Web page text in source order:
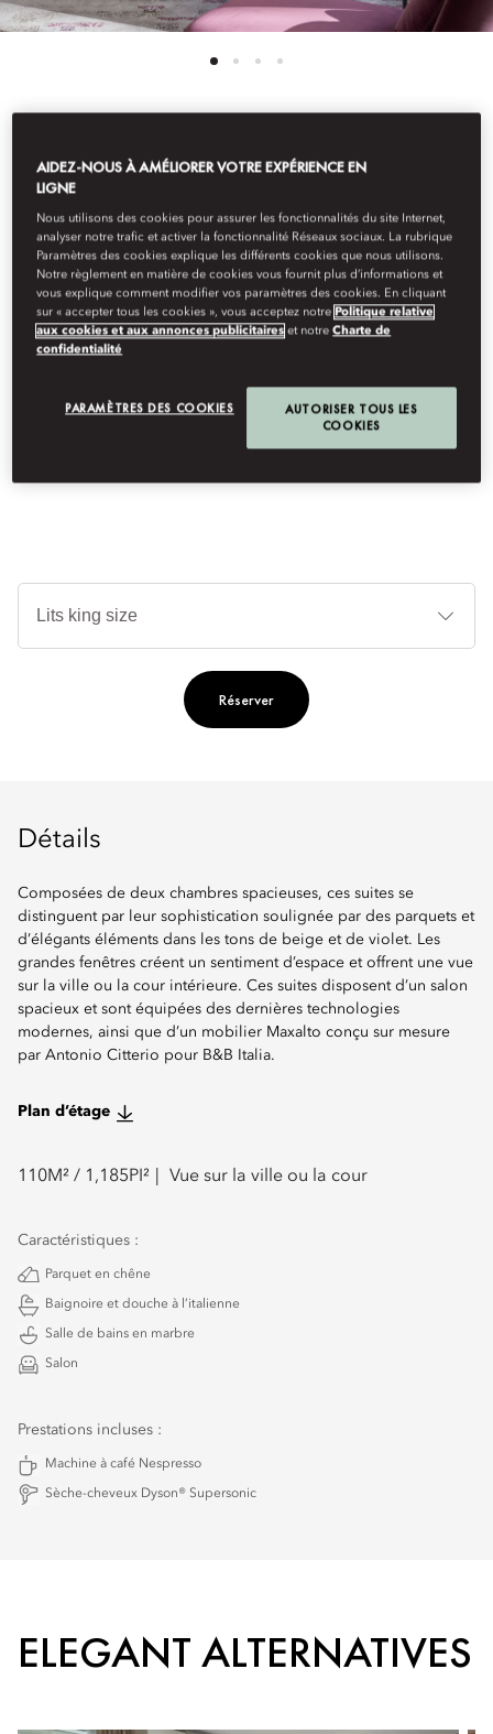
Voir Toutes Les Chambres
SUITE MILANO À
DEUX CHAMBRES
Offrant un havre de calme loin de la vie trépidante de la ville,
mobilier conçu sur mesure. Les deux salles de bains en marbre
Réserver
Détails
Composées de deux chambres spacieuses, ces suites se
distinguent par leur sophistication soulignée par des parquets et
d’élégants éléments dans les tons de beige et de violet. Les
grandes fenêtres créent un sentiment d’espace et offrent une vue
sur la ville ou la cour intérieure. Ces suites disposent d’un salon
spacieux et sont équipées des dernières technologies
modernes, ainsi que d’un mobilier Maxalto conçu sur mesure
par Antonio Citterio pour B&B Italia.
Plan d’étage
110M² / 1,185PI² Vue sur la ville ou la cour
Caractéristiques :
Parquet en chêne
Baignoire et douche à l’italienne
Salle de bains en marbre
Salon
Prestations incluses :
Machine à café Nespresso
Sèche-cheveux Dyson® Supersonic
ELEGANT ALTERNATIVES
AIDEZ-NOUS À AMÉLIORER VOTRE EXPÉRIENCE EN
LIGNE
Nous utilisons des cookies pour assurer les fonctionnalités du site Internet,
analyser notre trafic et activer la fonctionnalité Réseaux sociaux. La rubrique
Paramètres des cookies explique les différents cookies que nous utilisons.
Notre règlement en matière de cookies vous fournit plus d’informations et
vous explique comment modifier vos paramètres des cookies. En cliquant
sur « accepter tous les cookies », vous acceptez notrePolitique relative
aux cookies et aux annonces publicitaires et notreCharte de
confidentialité
PARAMÈTRES DES COOKIES
AUTORISER TOUS LES
COOKIES